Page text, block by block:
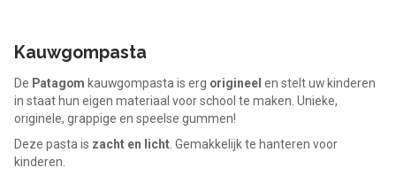
Kauwgompasta
De Patagom kauwgompasta is erg origineel en stelt uw kinderen
in staat hun eigen materiaal voor school te maken. Unieke,
originele, grappige en speelse gummen!
Deze pasta is zacht en licht . Gemakkelijk te hanteren voor
kinderen.